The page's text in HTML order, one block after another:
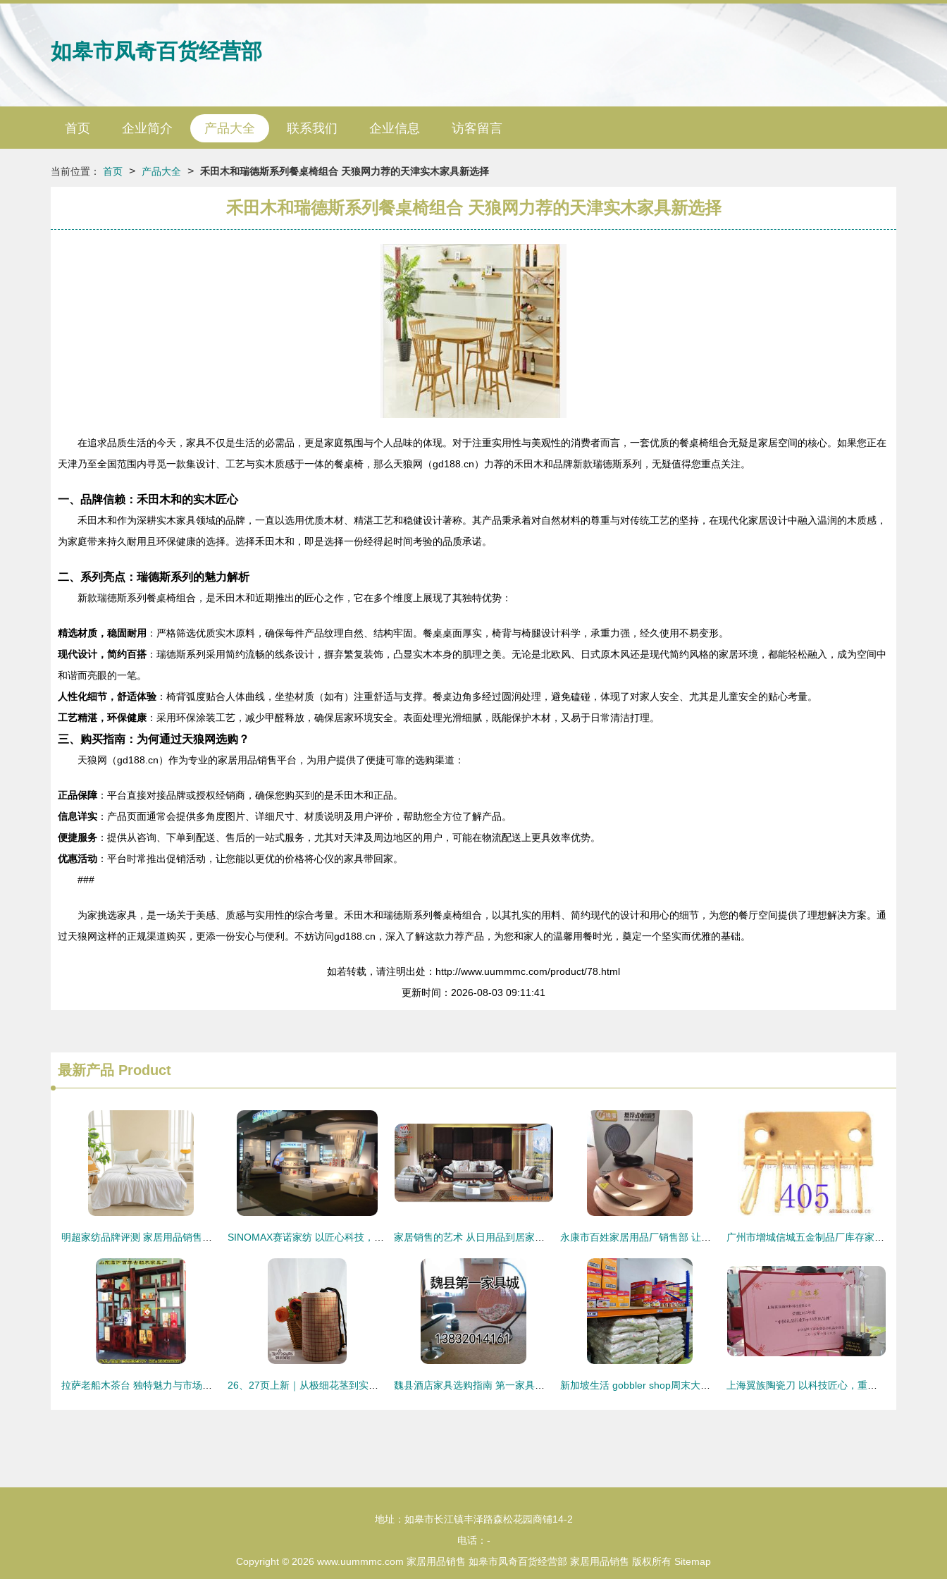
如皋市凤奇百货经营部
首页 企业简介 产品大全 联系我们 企业信息 访客留言
当前位置： 首页 > 产品大全 > 禾田木和瑞德斯系列餐桌椅组合 天狼网力荐的天津实木家具新选择
禾田木和瑞德斯系列餐桌椅组合 天狼网力荐的天津实木家具新选择
在追求品质生活的今天，家具不仅是生活的必需品，更是家庭氛围与个人品味的体现。对于注重实用性与美观性的消费者而言，一套优质的餐桌椅组合无疑是家居空间的核心。如果您正在
天津乃至全国范围内寻觅一款集设计、工艺与实木质感于一体的餐桌椅，那么天狼网（gd188.cn）力荐的禾田木和品牌新款瑞德斯系列，无疑值得您重点关注。
一、品牌信赖：禾田木和的实木匠心
禾田木和作为深耕实木家具领域的品牌，一直以选用优质木材、精湛工艺和稳健设计著称。其产品秉承着对自然材料的尊重与对传统工艺的坚持，在现代化家居设计中融入温润的木质感，
为家庭带来持久耐用且环保健康的选择。选择禾田木和，即是选择一份经得起时间考验的品质承诺。
二、系列亮点：瑞德斯系列的魅力解析
新款瑞德斯系列餐桌椅组合，是禾田木和近期推出的匠心之作，它在多个维度上展现了其独特优势：
精选材质，稳固耐用 ：严格筛选优质实木原料，确保每件产品纹理自然、结构牢固。餐桌桌面厚实，椅背与椅腿设计科学，承重力强，经久使用不易变形。
现代设计，简约百搭 ：瑞德斯系列采用简约流畅的线条设计，摒弃繁复装饰，凸显实木本身的肌理之美。无论是北欧风、日式原木风还是现代简约风格的家居环境，都能轻松融入，成为空间中
和谐而亮眼的一笔。
人性化细节，舒适体验 ：椅背弧度贴合人体曲线，坐垫材质（如有）注重舒适与支撑。餐桌边角多经过圆润处理，避免磕碰，体现了对家人安全、尤其是儿童安全的贴心考量。
工艺精湛，环保健康 ：采用环保涂装工艺，减少甲醛释放，确保居家环境安全。表面处理光滑细腻，既能保护木材，又易于日常清洁打理。
三、购买指南：为何通过天狼网选购？
天狼网（gd188.cn）作为专业的家居用品销售平台，为用户提供了便捷可靠的选购渠道：
正品保障 ：平台直接对接品牌或授权经销商，确保您购买到的是禾田木和正品。
信息详实 ：产品页面通常会提供多角度图片、详细尺寸、材质说明及用户评价，帮助您全方位了解产品。
便捷服务 ：提供从咨询、下单到配送、售后的一站式服务，尤其对天津及周边地区的用户，可能在物流配送上更具效率优势。
优惠活动 ：平台时常推出促销活动，让您能以更优的价格将心仪的家具带回家。
###
为家挑选家具，是一场关于美感、质感与实用性的综合考量。禾田木和瑞德斯系列餐桌椅组合，以其扎实的用料、简约现代的设计和用心的细节，为您的餐厅空间提供了理想解决方案。通
过天狼网这样的正规渠道购买，更添一份安心与便利。不妨访问gd188.cn，深入了解这款力荐产品，为您和家人的温馨用餐时光，奠定一个坚实而优雅的基础。
如若转载，请注明出处：http://www.uummmc.com/product/78.html
更新时间：2026-08-03 09:11:41
最新产品 Product
地址：如皋市长江镇丰泽路森松花园商铺14-2
电话：-
Copyright © 2026 www.uummmc.com 家居用品销售 如皋市凤奇百货经营部 家居用品销售 版权所有 Sitemap